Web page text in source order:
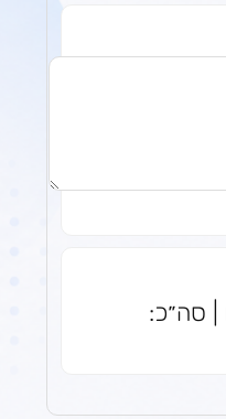
סה״כ עותקים: 0 | מחיר לעותק: ₪0.00 | תוספות לעותק: ₪0.00 | סה״כ: